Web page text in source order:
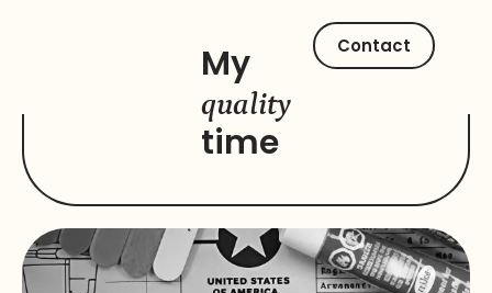
My
quality
time
Contact